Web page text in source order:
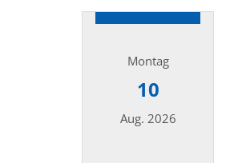
Montag
10
Aug. 2026